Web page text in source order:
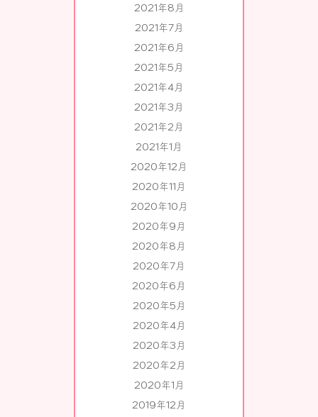
2021年8月
2021年7月
2021年6月
2021年5月
2021年4月
2021年3月
2021年2月
2021年1月
2020年12月
2020年11月
2020年10月
2020年9月
2020年8月
2020年7月
2020年6月
2020年5月
2020年4月
2020年3月
2020年2月
2020年1月
2019年12月